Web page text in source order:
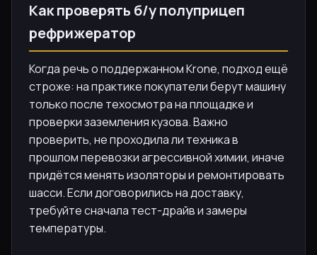
Как проверять б/у полуприцеп
рефрижератор
Когда речь о поддержанном Krone, подход ещё
строже: на практике покупатели берут машину
только после техосмотра на площадке и
проверки заземления кузова. Важно
проверить, не проходила ли техника в
прошлом перевозки агрессивной химии, иначе
придётся менять изоляторы и ремонтировать
шасси. Если договорились на доставку,
требуйте сначала тест-драйв и замеры
температуры.